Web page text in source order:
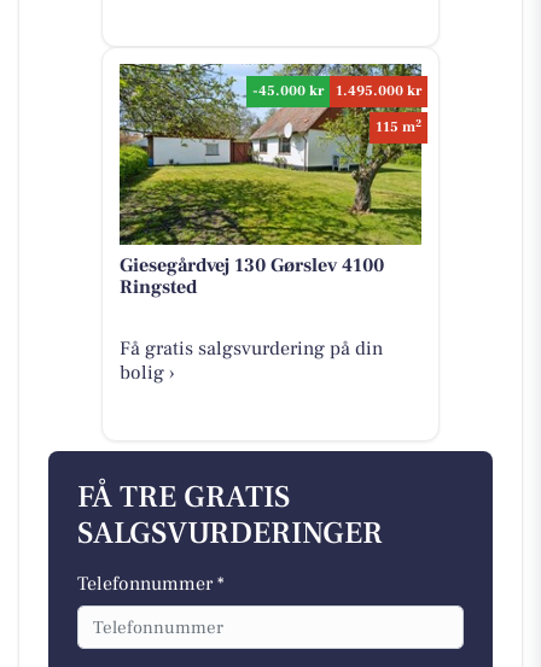
-45.000 kr
1.495.000 kr
115 m2
Giesegårdvej 130 Gørslev 4100
Ringsted
Få gratis salgsvurdering på din
bolig ›
FÅ TRE GRATIS
SALGSVURDERINGER
Telefonnummer *